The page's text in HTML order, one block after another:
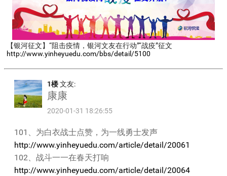
【银河征文】“阻击疫情，银河文友在行动”“战疫”征文
http://www.yinheyuedu.com/bbs/detail/5100
1楼文友:
康康
2020-01-31 18:26:55
101、为白衣战士点赞，为一线勇士发声
http://www.yinheyuedu.com/article/detail/20061
102、战斗一一在春天打响
http://www.yinheyuedu.com/article/detail/20064